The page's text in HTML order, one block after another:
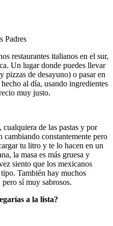
Padres
restaurantes italianos en el sur,
Un lugar donde puedes llevar
pizzas de desayuno) o pasar en
al día, usando ingredientes
muy justo.
, cualquiera de las pastas y por
cambiando constantemente pero
tu litro y te lo hacen en un
la masa es más gruesa y
siento que los mexicanos
tipo. También hay muchos
sí muy sabrosos.
a la lista?